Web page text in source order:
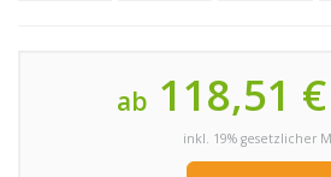
ab 118,51 €
inkl. 19% gesetzlicher